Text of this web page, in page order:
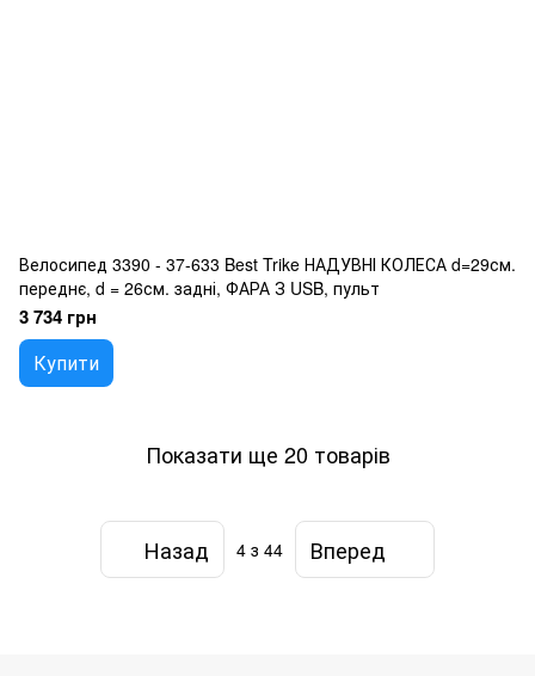
Велосипед 3390 - 37-633 Best Trike НАДУВНІ КОЛЕСА d=29см.
переднє, d = 26см. задні, ФАРА З USB, пульт
3 734 грн
Купити
Показати ще 20 товарів
Назад 4 з 44 Вперед